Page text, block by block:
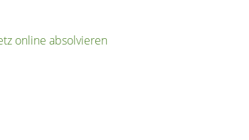
online absolvieren